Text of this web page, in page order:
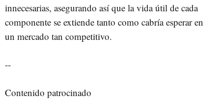
innecesarias, asegurando así que la vida útil de cada
componente se extiende tanto como cabría esperar en
un mercado tan competitivo.
--
Contenido patrocinado